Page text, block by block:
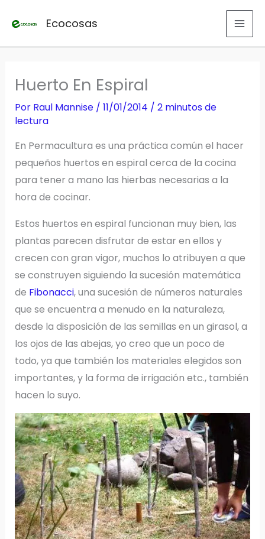
Ecocosas
Huerto En Espiral
Por Raul Mannise / 11/01/2014 / 2 minutos de
lectura
En Permacultura es una práctica común el hacer
pequeños huertos en espiral cerca de la cocina
para tener a mano las hierbas necesarias a la
hora de cocinar.
Estos huertos en espiral funcionan muy bien, las
plantas parecen disfrutar de estar en ellos y
crecen con gran vigor, muchos lo atribuyen a que
se construyen siguiendo la sucesión matemática
de Fibonacci, una sucesión de números naturales
que se encuentra a menudo en la naturaleza,
desde la disposición de las semillas en un girasol, a
los ojos de las abejas, yo creo que un poco de
todo, ya que también los materiales elegidos son
importantes, y la forma de irrigación etc., también
hacen lo suyo.